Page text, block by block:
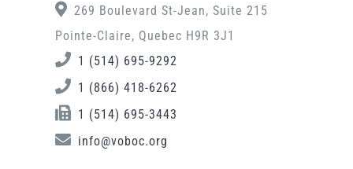
269 Boulevard St-Jean, Suite 215
Pointe-Claire, Quebec H9R 3J1
1 (514) 695-9292
1 (866) 418-6262
1 (514) 695-3443
info@voboc.org